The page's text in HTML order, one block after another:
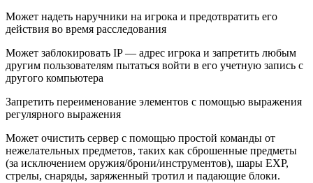
Может надеть наручники на игрока и предотвратить его
действия во время расследования
Может заблокировать IP — адрес игрока и запретить любым
другим пользователям пытаться войти в его учетную запись с
другого компьютера
Запретить переименование элементов с помощью выражения
регулярного выражения
Может очистить сервер с помощью простой команды от
нежелательных предметов, таких как сброшенные предметы
(за исключением оружия/брони/инструментов), шары EXP,
стрелы, снаряды, заряженный тротил и падающие блоки.